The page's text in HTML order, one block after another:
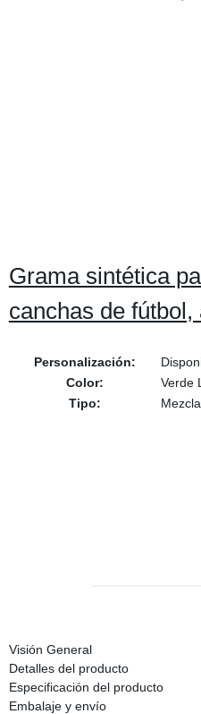
Grama sintética
canchas de fútbol,
Personalización:
Color:
Verde
Tipo:
Mezcla
Visión General
Detalles del producto
Especificación del producto
Embalaje y envío